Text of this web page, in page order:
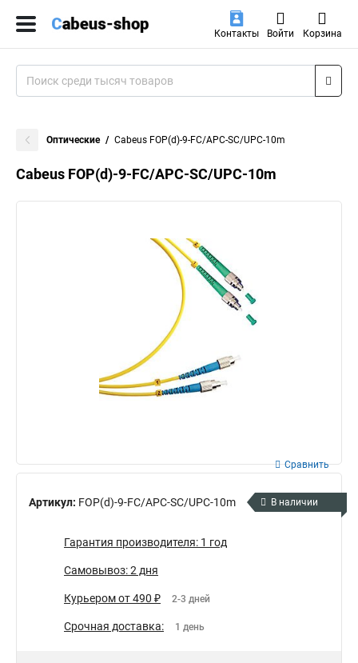
Контакты Войти Корзина
Оптические Cabeus FOP(d)-9-FC/APC-SC/UPC-10m
Cabeus FOP(d)-9-FC/APC-SC/UPC-10m
Артикул: FOP(d)-9-FC/APC-SC/UPC-10m
Сравнить
В наличии
Гарантия производителя: 1 год
Самовывоз: 2 дня
Курьером от 490 ₽ 2-3 дней
Срочная доставка: 1 день